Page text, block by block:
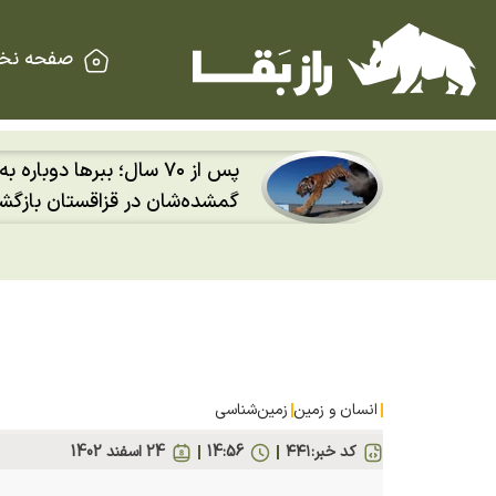
صفحه
پس از ۲۰ سال؛ قورباغه‌های
دوباره باران را روی پوست
انسان و زمین زمین‌شناسی
کد خبر:۴۴۱ 24 اسفند 1402 14:56